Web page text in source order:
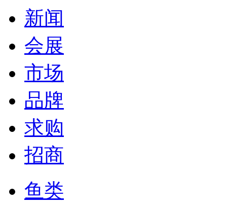
新闻
会展
市场
品牌
求购
招商
鱼类